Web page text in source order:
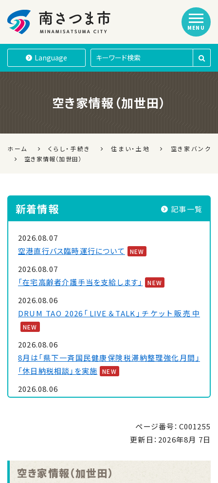
南さつま市
Language
MENU
空き家情報（加世田）
ホーム くらし・手続き 住まい・土地
空き家バンク
空き家情報（加世田）
新着情報 記事一覧
2026.08.07
空港直行バス臨時運行について
NEW
2026.08.07
「在宅高齢者介護手当を支給します」
NEW
2026.08.06
DRUM TAO 2026「LIVE＆TALK」チケット販売中
NEW
2026.08.06
8月は「県下一斉国民健康保険税滞納整理強化月間」
「休日納税相談」を実施
NEW
2026.08.06
「里親制度説明会 ～『里親』ってなぁに～」のお知ら
「手のひらで南さつまを」フォトコンキャンペーンを実
ページ番号：C001255
更新日： 2026年8月 7日
空き家情報（加世田）